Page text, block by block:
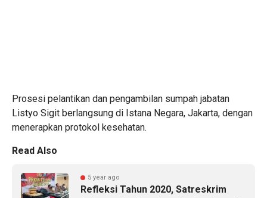
Prosesi pelantikan dan pengambilan sumpah jabatan
Listyo Sigit berlangsung di Istana Negara, Jakarta, dengan
menerapkan protokol kesehatan.
Read Also
5 year ago
Refleksi Tahun 2020, Satreskrim